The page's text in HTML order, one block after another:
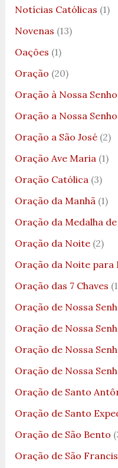
Notícias Católicas (1)
Novenas (13)
Oações (1)
Oração (20)
Oração à Nossa
Oração a Nossa
Oração a São José(2)
Oração Ave Maria(1)
Oração Católica(3)
Oração da Manhã(1)
Oração da Medalha
Oração da Noite(2)
Oração da Noite para
Oração das 7 Chaves
Oração de Nossa
Oração de Nossa
Oração de Nossa
Oração de Nossa
Oração de Santo
Oração de Santo
Oração de São Bento
Oração de São